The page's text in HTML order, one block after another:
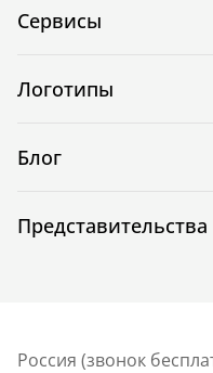
Сервисы
Логотипы
Блог
Представительства
Россия (звонок